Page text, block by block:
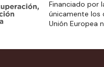
Financiado por
únicamente los
Unión Europea